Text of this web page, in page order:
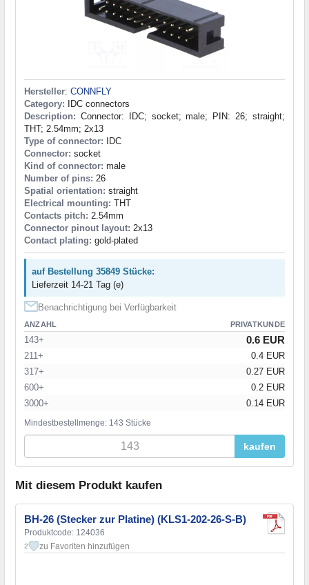
Hersteller: CONNFLY
Category: IDC connectors
Description: Connector: IDC; socket; male; PIN: 26; straight;
THT; 2.54mm; 2x13
Type of connector: IDC
Connector: socket
Kind of connector: male
Number of pins: 26
Spatial orientation: straight
Electrical mounting: THT
Contacts pitch: 2.54mm
Connector pinout layout: 2x13
Contact plating: gold-plated
auf Bestellung 35849 Stücke:
Lieferzeit 14-21 Tag (e)
Benachrichtigung bei Verfügbarkeit
ANZAHL PRIVATKUNDE
143+ 0.6 EUR
211+
0.4 EUR
317+
0.27 EUR
600+
0.2 EUR
3000+
0.14 EUR
Mindestbestellmenge: 143 Stücke
kaufen
Mit diesem Produkt kaufen
BH-26 (Stecker zur Platine) (KLS1-202-26-S-B)
Produktcode: 124036
2 zu Favoriten hinzufügen